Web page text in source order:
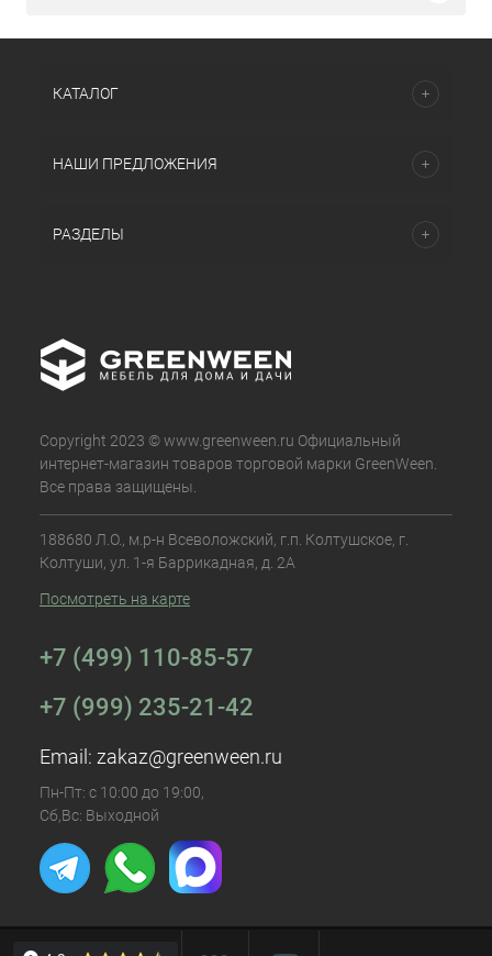
КАТАЛОГ
НАШИ ПРЕДЛОЖЕНИЯ
РАЗДЕЛЫ
Copyright 2023 © www.greenween.ru Официальный
интернет-магазин товаров торговой марки GreenWeen.
Все права защищены.
188680 Л.О., м.р-н Всеволожский, г.п. Колтушское, г.
Колтуши, ул. 1-я Баррикадная, д. 2А
Посмотреть на карте
+7 (499) 110-85-57
+7 (999) 235-21-42
Email: zakaz@greenween.ru
Пн-Пт: с 10:00 до 19:00,
Сб,Вс: Выходной